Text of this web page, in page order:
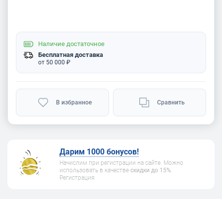
Наличие достаточное
Бесплатная доставка
от 50 000 ₽
В избранное Сравнить
Дарим 1000 бонусов!
Начислим при регистрации на сайте. Можно
использовать в качестве скидки до 15%.
Регистрация